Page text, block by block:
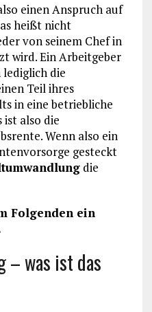
einen Anspruch auf
heißt nicht
von seinem Chef in
wird. Ein Arbeitgeber
die
Teil ihres
in eine betriebliche
ist also die
Wenn also ein
gesteckt
die
Folgenden ein
– was ist das